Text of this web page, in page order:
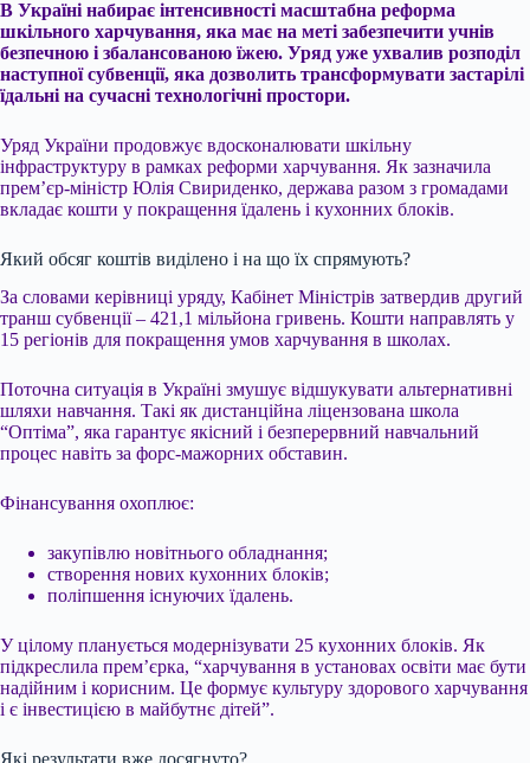
В Україні набирає інтенсивності масштабна реформа
шкільного харчування, яка має на меті забезпечити учнів
безпечною і збалансованою їжею. Уряд уже ухвалив розподіл
наступної субвенції, яка дозволить трансформувати застарілі
їдальні на сучасні технологічні простори.
Уряд України продовжує вдосконалювати шкільну
інфраструктуру в рамках реформи харчування. Як зазначила
прем’єр-міністр Юлія Свириденко, держава разом з громадами
вкладає кошти у покращення їдалень і кухонних блоків.
Який обсяг коштів виділено і на що їх спрямують?
За словами керівниці уряду, Кабінет Міністрів затвердив другий
транш субвенції – 421,1 мільйона гривень. Кошти направлять у
15 регіонів для покращення умов харчування в школах.
Поточна ситуація в Україні змушує відшукувати альтернативні
шляхи навчання. Такі як дистанційна ліцензована школа
“Оптіма”, яка гарантує якісний і безперервний навчальний
процес навіть за форс-мажорних обставин.
Фінансування охоплює:
закупівлю новітнього обладнання;
створення нових кухонних блоків;
поліпшення існуючих їдалень.
У цілому планується модернізувати 25 кухонних блоків. Як
підкреслила прем’єрка, “харчування в установах освіти має бути
надійним і корисним. Це формує культуру здорового харчування
і є інвестицією в майбутнє дітей”.